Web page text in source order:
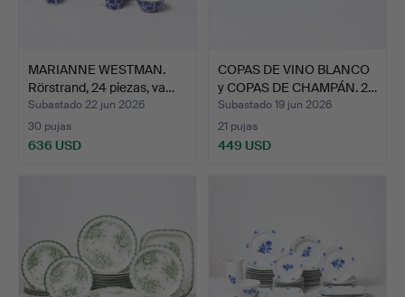
MARIANNE WESTMAN.
Rörstrand, 24 piezas, va…
Subastado 22 jun 2026
30 pujas
636 USD
COPAS DE VINO BLANCO
y COPAS DE CHAMPÁN. 2…
Subastado 19 jun 2026
21 pujas
449 USD